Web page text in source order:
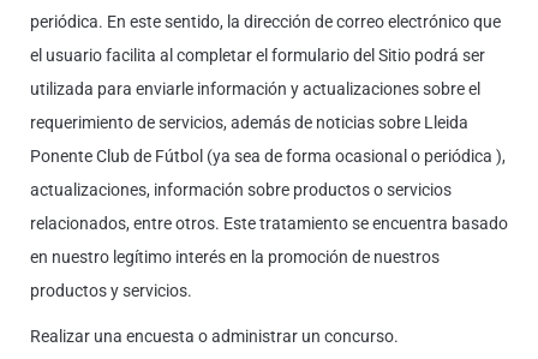
periódica. En este sentido, la dirección de correo electrónico que
el usuario facilita al completar el formulario del Sitio podrá ser
utilizada para enviarle información y actualizaciones sobre el
requerimiento de servicios, además de noticias sobre Lleida
Ponente Club de Fútbol (ya sea de forma ocasional o periódica ),
actualizaciones, información sobre productos o servicios
relacionados, entre otros. Este tratamiento se encuentra basado
en nuestro legítimo interés en la promoción de nuestros
productos y servicios.
Realizar una encuesta o administrar un concurso.